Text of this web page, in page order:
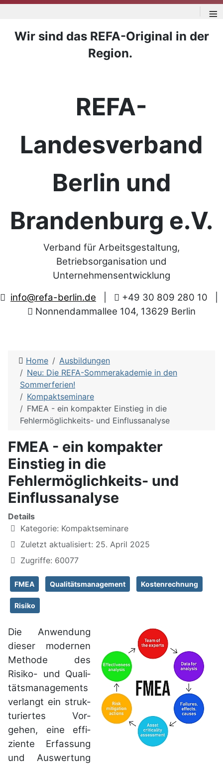
≡
Wir sind das REFA-Original in der
Region.
REFA-
Landesverband
Berlin und
Brandenburg e.V.
Verband für Arbeitsgestaltung,
Betriebsorganisation und
Unternehmensentwicklung
info@refa-berlin.de
+49 30 809 280 10
Nonnendammallee 104, 13629 Berlin
Home
Ausbildungen
Neu: Die REFA-Sommerakademie in den
Sommerferien!
Kompaktseminare
FMEA - ein kompakter Einstieg in die
Fehlermöglichkeits- und Einflussanalyse
FMEA - ein kompakter
Einstieg in die
Fehlermöglichkeits- und
Einflussanalyse
Details
Kategorie: Kompaktseminare
Zuletzt aktualisiert: 25. April 2025
Zugriffe: 60077
FMEA Qualitätsmanagement Kostenrechnung
Risiko
Die Anwendung
dieser modernen
Me­tho­de des
Risiko- und Quali­
täts­manage­ments
ver­langt ein struk­
turier­tes Vor­
gehen, eine effi­
ziente Er­fassung
und Aus­wertung